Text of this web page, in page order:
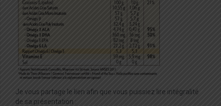
Je vous partage le lien afin que vous puissiez lire intégralité
de sa présentation :